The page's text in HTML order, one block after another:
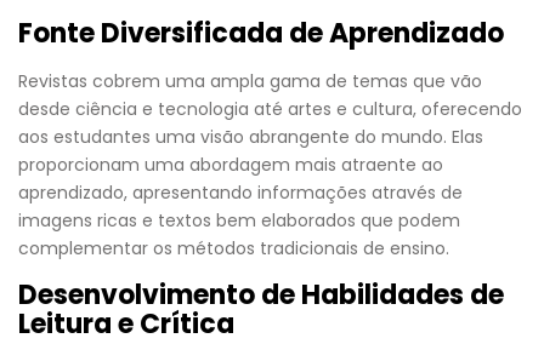
Fonte Diversificada de Aprendizado
Revistas cobrem uma ampla gama de temas que vão
desde ciência e tecnologia até artes e cultura, oferecendo
aos estudantes uma visão abrangente do mundo. Elas
proporcionam uma abordagem mais atraente ao
aprendizado, apresentando informações através de
imagens ricas e textos bem elaborados que podem
complementar os métodos tradicionais de ensino.
Desenvolvimento de Habilidades de
Leitura e Crítica